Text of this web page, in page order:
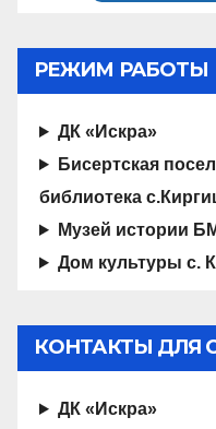
РЕЖИМ РАБОТЫ
ДК «Искра»
Бисертская
библиотека
Музей истории
Дом культуры с.
КОНТАКТЫ ДЛЯ
ДК «Искра»